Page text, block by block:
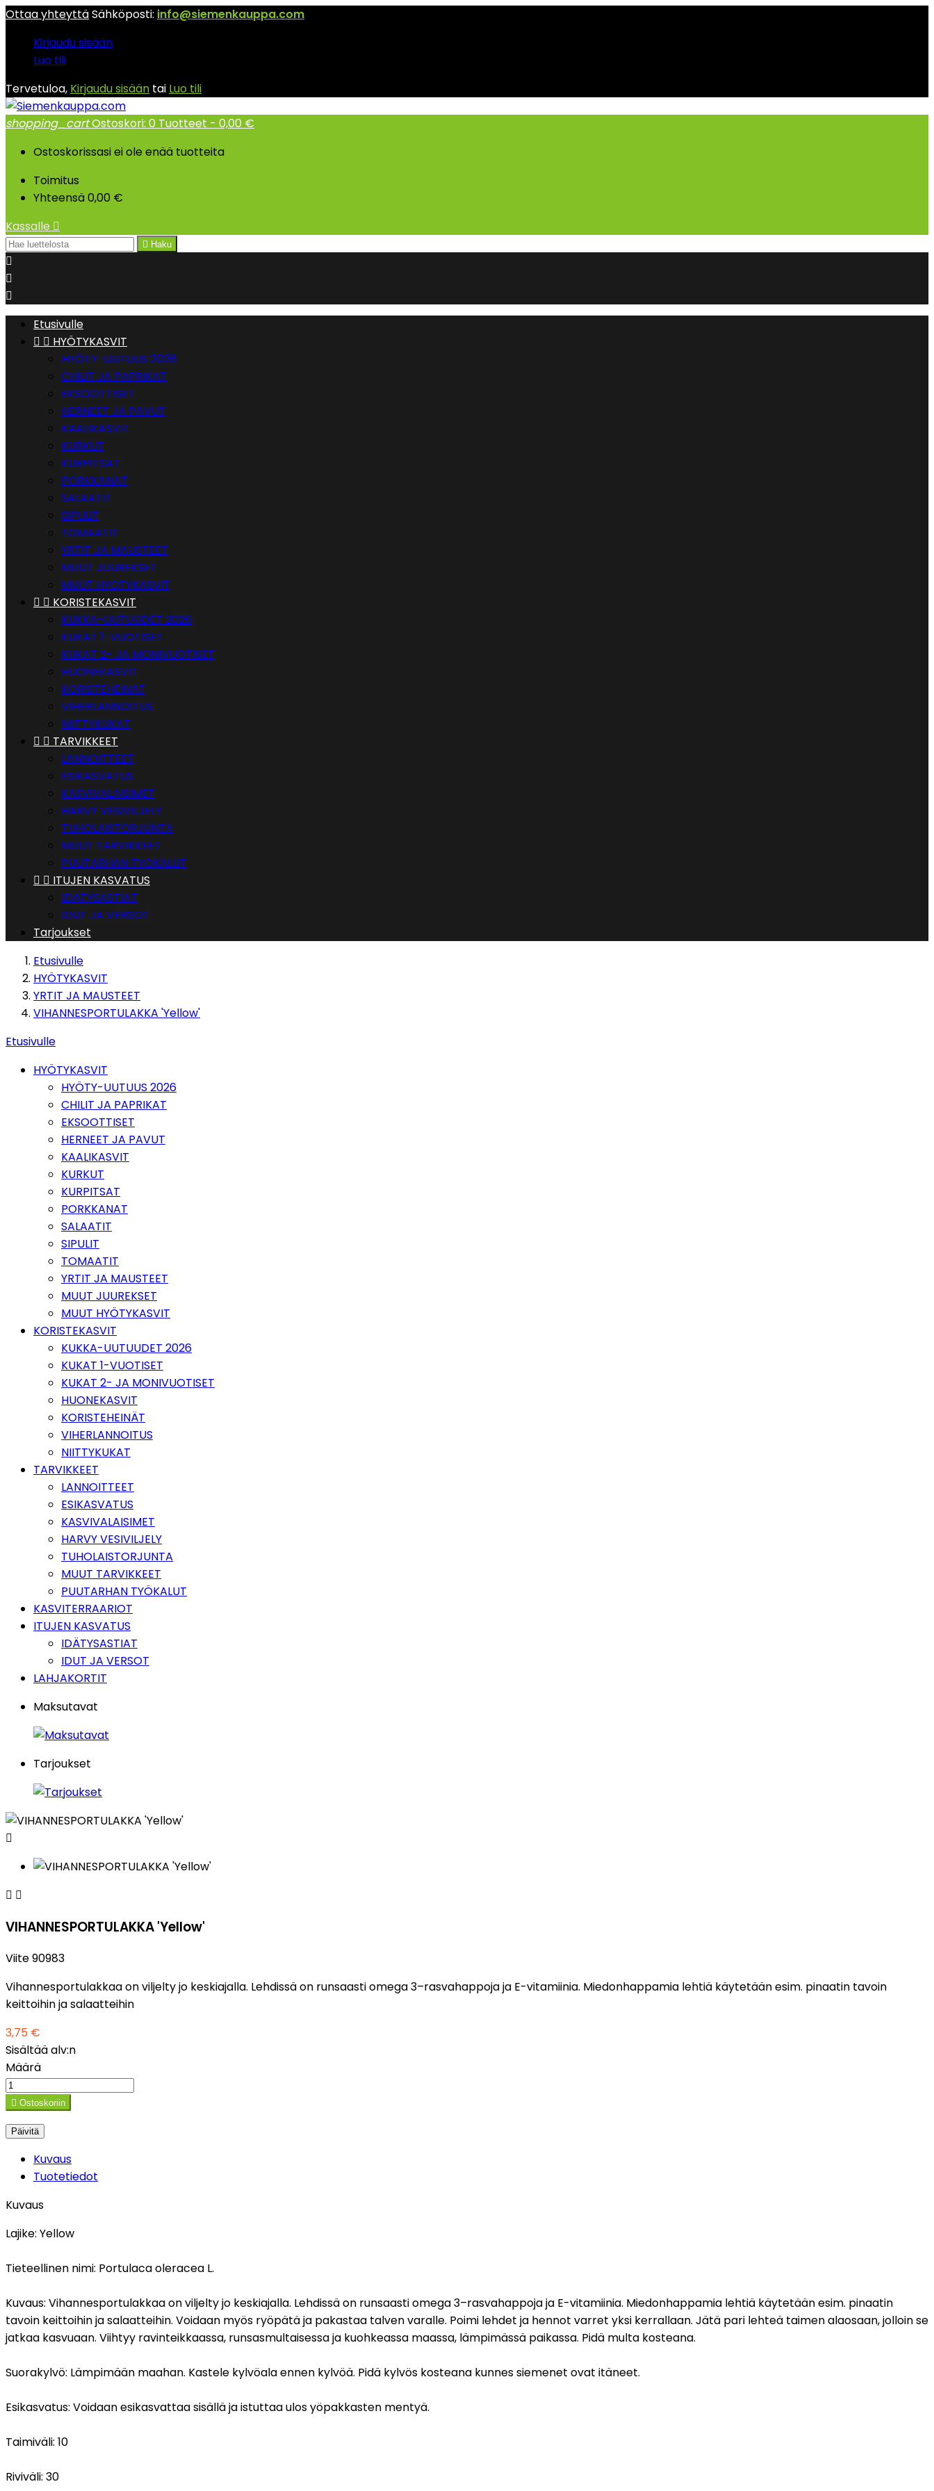
Ottaa yhteyttäSähköposti: info@siemenkauppa.com
Kirjaudu sisään
Luo tili
Tervetuloa, Kirjaudu sisään tai Luo tili
shopping_cartOstoskori: 0 Tuotteet - 0,00 €
Ostoskorissasi ei ole enää tuotteita
Toimitus
Yhteensä0,00 €
Kassalle 
 Haku



Etusivulle
  HYÖTYKASVIT
HYÖTY-UUTUUS 2026
CHILIT JA PAPRIKAT
EKSOOTTISET
HERNEET JA PAVUT
KAALIKASVIT
KURKUT
KURPITSAT
PORKKANAT
SALAATIT
SIPULIT
TOMAATIT
YRTIT JA MAUSTEET
MUUT JUUREKSET
MUUT HYÖTYKASVIT
  KORISTEKASVIT
KUKKA-UUTUUDET 2026
KUKAT 1-VUOTISET
KUKAT 2- JA MONIVUOTISET
HUONEKASVIT
KORISTEHEINÄT
VIHERLANNOITUS
NIITTYKUKAT
  TARVIKKEET
LANNOITTEET
ESIKASVATUS
KASVIVALAISIMET
HARVY VESIVILJELY
TUHOLAISTORJUNTA
MUUT TARVIKKEET
PUUTARHAN TYÖKALUT
  ITUJEN KASVATUS
IDÄTYSASTIAT
IDUT JA VERSOT
Tarjoukset
Etusivulle
HYÖTYKASVIT
YRTIT JA MAUSTEET
VIHANNESPORTULAKKA 'Yellow'
Etusivulle
HYÖTYKASVIT
HYÖTY-UUTUUS 2026
CHILIT JA PAPRIKAT
EKSOOTTISET
HERNEET JA PAVUT
KAALIKASVIT
KURKUT
KURPITSAT
PORKKANAT
SALAATIT
SIPULIT
TOMAATIT
YRTIT JA MAUSTEET
MUUT JUUREKSET
MUUT HYÖTYKASVIT
KORISTEKASVIT
KUKKA-UUTUUDET 2026
KUKAT 1-VUOTISET
KUKAT 2- JA MONIVUOTISET
HUONEKASVIT
KORISTEHEINÄT
VIHERLANNOITUS
NIITTYKUKAT
TARVIKKEET
LANNOITTEET
ESIKASVATUS
KASVIVALAISIMET
HARVY VESIVILJELY
TUHOLAISTORJUNTA
MUUT TARVIKKEET
PUUTARHAN TYÖKALUT
KASVITERRAARIOT
ITUJEN KASVATUS
IDÄTYSASTIAT
IDUT JA VERSOT
LAHJAKORTIT
Maksutavat
Tarjoukset

 
VIHANNESPORTULAKKA 'Yellow'
Viite90983
Vihannesportulakkaa on viljelty jo keskiajalla. Lehdissä on runsaasti omega 3–rasvahappoja ja E-vitamiinia. Miedonhappamia lehtiä käytetään esim. pinaatin tavoin
keittoihin ja salaatteihin
3,75 €
Sisältää alv:n
Määrä
 Ostoskoriin
Kuvaus
Tuotetiedot
Kuvaus
Lajike: Yellow
Tieteellinen nimi: Portulaca oleracea L.
Kuvaus: Vihannesportulakkaa on viljelty jo keskiajalla. Lehdissä on runsaasti omega 3–rasvahappoja ja E-vitamiinia. Miedonhappamia lehtiä käytetään esim. pinaatin
tavoin keittoihin ja salaatteihin. Voidaan myös ryöpätä ja pakastaa talven varalle. Poimi lehdet ja hennot varret yksi kerrallaan. Jätä pari lehteä taimen alaosaan, jolloin se
jatkaa kasvuaan. Viihtyy ravinteikkaassa, runsasmultaisessa ja kuohkeassa maassa, lämpimässä paikassa. Pidä multa kosteana.
Suorakylvö: Lämpimään maahan. Kastele kylvöala ennen kylvöä. Pidä kylvös kosteana kunnes siemenet ovat itäneet.
Esikasvatus: Voidaan esikasvattaa sisällä ja istuttaa ulos yöpakkasten mentyä.
Taimiväli: 10
Riviväli: 30